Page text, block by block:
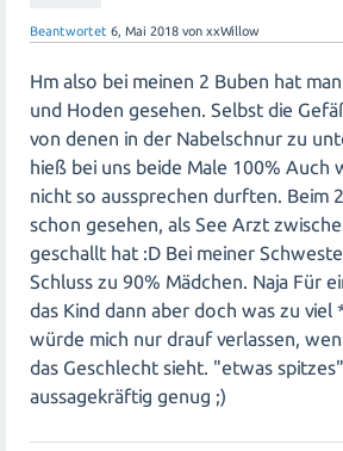
Beantwortet 6, Mai 2018 von xxWillow
Hm also bei meinen 2 Buben hat
und Hoden gesehen. Selbst die
von denen in der Nabelschnur zu
hieß bei uns beide Male 100% Auch
nicht so aussprechen durften. Beim
schon gesehen, als See Arzt
geschallt hat :D Bei meiner
Schluss zu 90% Mädchen. Naja Für
das Kind dann aber doch was zu viel
würde mich nur drauf verlassen,
das Geschlecht sieht. "etwas
aussagekräftig genug ;)